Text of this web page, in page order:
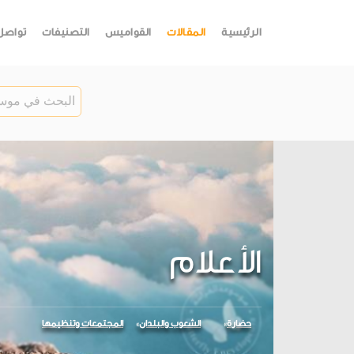
الرئيسية المقالات القواميس التصنيفات
الأعلام
حضارة الشعوب والبلدان المجتمعات وتنظيمها